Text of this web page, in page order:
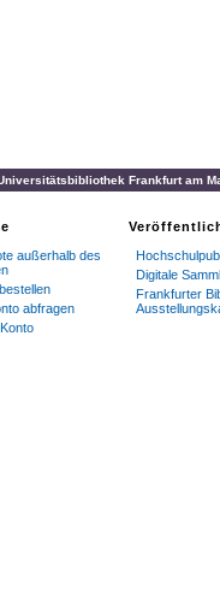
Frankfurt am
außerhalb des
abfragen
Digitale
Frankfurter